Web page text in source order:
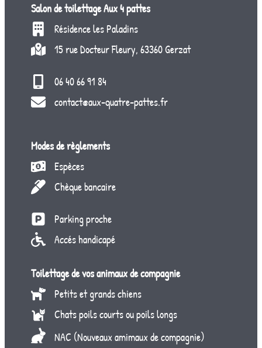
Salon de toilettageAux 4 pattes
Résidence les Paladins
15 rue Docteur Fleury, 63360 Gerzat
06 40 66 91 84
contact@aux-quatre-pattes.fr
Modes de règlements
Espèces
Chèque bancaire
Parking proche
Accés handicapé
Toilettage de vos animaux de compagnie
Petits et grands chiens
Chats poils courts ou poils longs
NAC (Nouveaux amimaux de compagnie)